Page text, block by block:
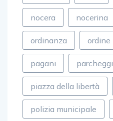
nocera nocerina
ordinanza ordine
pagani parcheggi
piazza della libertà
polizia municipale